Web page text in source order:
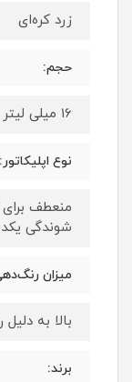
زرد کره‌ای
حجم:
16 میلی لیتر
نوع اپلیکاتور:
منعطف
شوندگی
میزان
بالا به
برند: